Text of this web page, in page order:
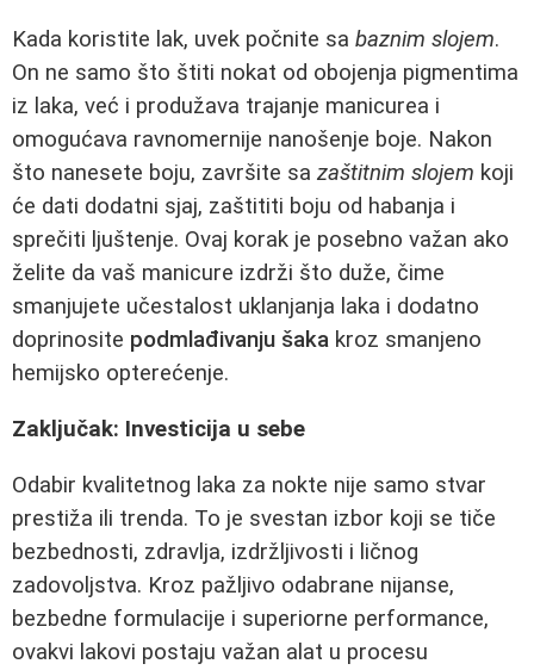
Kada koristite lak, uvek počnite sa baznim slojem.
On ne samo što štiti nokat od obojenja pigmentima
iz laka, već i produžava trajanje manicurea i
omogućava ravnomernije nanošenje boje. Nakon
što nanesete boju, završite sa zaštitnim slojem koji
će dati dodatni sjaj, zaštititi boju od habanja i
sprečiti ljuštenje. Ovaj korak je posebno važan ako
želite da vaš manicure izdrži što duže, čime
smanjujete učestalost uklanjanja laka i dodatno
doprinosite podmlađivanju šaka kroz smanjeno
hemijsko opterećenje.
Zaključak: Investicija u sebe
Odabir kvalitetnog laka za nokte nije samo stvar
prestiža ili trenda. To je svestan izbor koji se tiče
bezbednosti, zdravlja, izdržljivosti i ličnog
zadovoljstva. Kroz pažljivo odabrane nijanse,
bezbedne formulacije i superiorne performance,
ovakvi lakovi postaju važan alat u procesu